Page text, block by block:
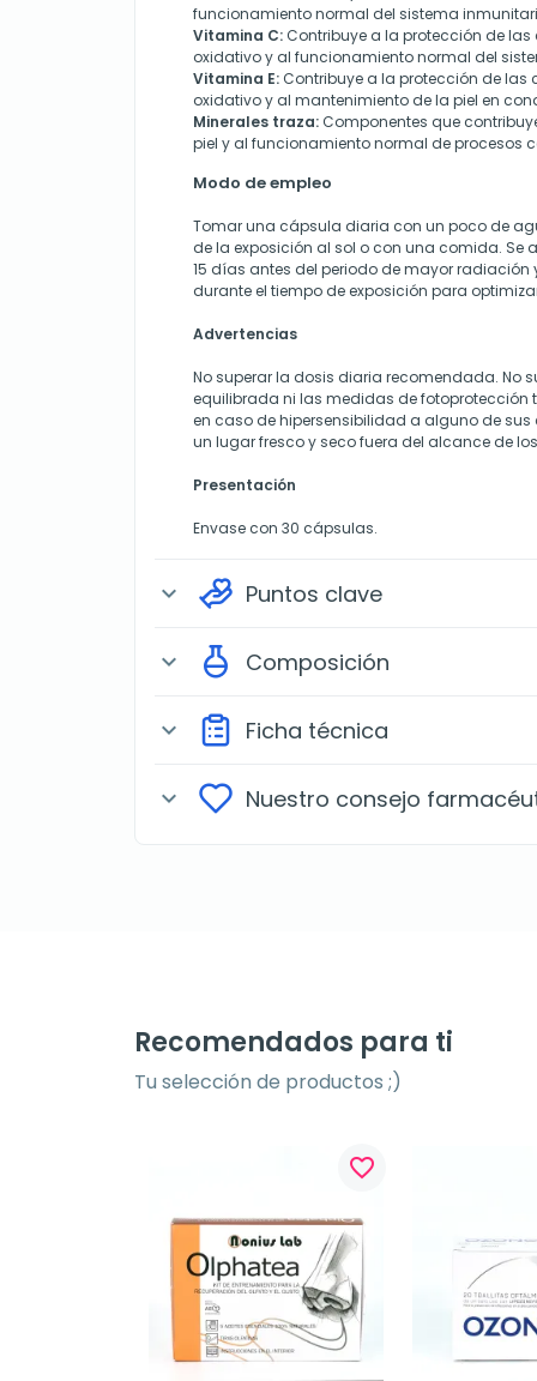
funcionamiento normal del sistema
Vitamina C: Contribuye a la protección de
oxidativo y al funcionamiento normal del
Vitamina E: Contribuye a la protección de las
oxidativo y al mantenimiento de la piel en
Minerales traza: Componentes que
piel y al funcionamiento normal de procesos
Modo de empleo
Tomar una cápsula diaria con un poco de
de la exposición al sol o con una comida. Se
15 días antes del periodo de mayor radiación
durante el tiempo de exposición para
Advertencias
No superar la dosis diaria recomendada. No
equilibrada ni las medidas de fotoprotección
en caso de hipersensibilidad a alguno de sus
un lugar fresco y seco fuera del alcance de
Presentación
Envase con 30 cápsulas.
expand_more Puntos clave
expand_more Composición
expand_more Ficha técnica
expand_more Nuestro consejo
Recomendados para ti
Tu selección de productos ;)
favorite_border